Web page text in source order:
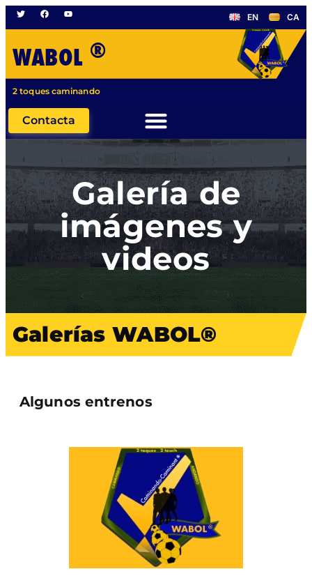
EN CA
WABOL ®
2 toques caminando
Contacta
Galería de
imágenes y
videos
Galerías WABOL®
Algunos entrenos